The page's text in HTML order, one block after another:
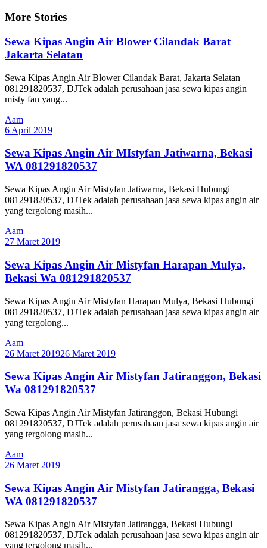
More Stories
Sewa Kipas Angin Air Blower Cilandak Barat
Jakarta Selatan
Sewa Kipas Angin Air Blower Cilandak Barat, Jakarta Selatan
081291820537, DJTek adalah perusahaan jasa sewa kipas angin
misty fan yang...
Aam
6 April 2019
Sewa Kipas Angin Air MIstyfan Jatiwarna, Bekasi
WA 081291820537
Sewa Kipas Angin Air Mistyfan Jatiwarna, Bekasi Hubungi
081291820537, DJTek adalah perusahaan jasa sewa kipas angin air
yang tergolong masih...
Aam
27 Maret 2019
Sewa Kipas Angin Air Mistyfan Harapan Mulya,
Bekasi Wa 081291820537
Sewa Kipas Angin Air Mistyfan Harapan Mulya, Bekasi Hubungi
081291820537, DJTek adalah perusahaan jasa sewa kipas angin air
yang tergolong...
Aam
26 Maret 201926 Maret 2019
Sewa Kipas Angin Air Mistyfan Jatiranggon, Bekasi
Wa 081291820537
Sewa Kipas Angin Air Mistyfan Jatiranggon, Bekasi Hubungi
081291820537, DJTek adalah perusahaan jasa sewa kipas angin air
yang tergolong masih...
Aam
26 Maret 2019
Sewa Kipas Angin Air Mistyfan Jatirangga, Bekasi
WA 081291820537
Sewa Kipas Angin Air Mistyfan Jatirangga, Bekasi Hubungi
081291820537, DJTek adalah perusahaan jasa sewa kipas angin air
yang tergolong masih...